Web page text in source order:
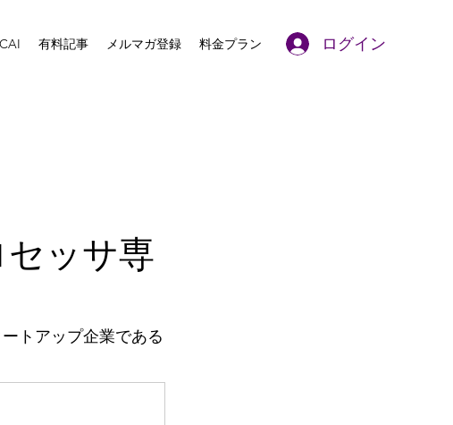
有料記事 メルマガ登録 料金プラン ログイン
ッサ専
トアップ企業である